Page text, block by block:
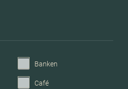
kabel, buitenzonwering,
Banken
Café